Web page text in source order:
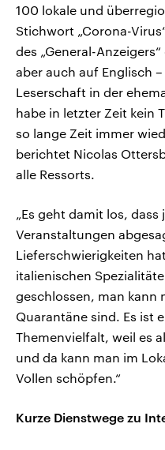
100 lokale und
Stichwort „Corona-
des „General-
aber auch auf Englisch
Leserschaft in der
habe in letzter Zeit kein
so lange Zeit immer
berichtet Nicolas
alle Ressorts.
„Es geht damit los,
Veranstaltungen
Lieferschwierigkeiten
italienischen
geschlossen, man kann
Quarantäne sind. Es ist
Themenvielfalt, weil es
und da kann man im
Vollen schöpfen.“
Kurze Dienstwege zu